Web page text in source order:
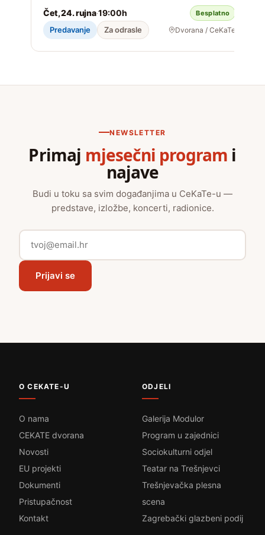
Čet, 24. rujna·19:00h Besplatno
Predavanje Za odrasle Dvorana / CeKaTe
NEWSLETTER
Primaj mjesečni program i
najave
Budi u toku sa svim događanjima u CeKaTe-u —
predstave, izložbe, koncerti, radionice.
Prijavi se
O CEKATE-U
O nama
CEKATE dvorana
Novosti
EU projekti
Dokumenti
Pristupačnost
Kontakt
ODJELI
Galerija Modulor
Program u zajednici
Sociokulturni odjel
Teatar na Trešnjevci
Trešnjevačka plesna
scena
Zagrebački glazbeni podij